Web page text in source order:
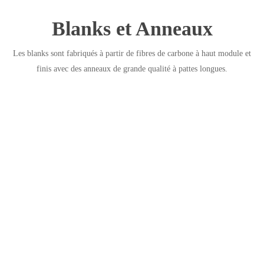
Blanks et Anneaux
Les blanks sont fabriqués à partir de fibres de carbone à haut module et
finis avec des anneaux de grande qualité à pattes longues.